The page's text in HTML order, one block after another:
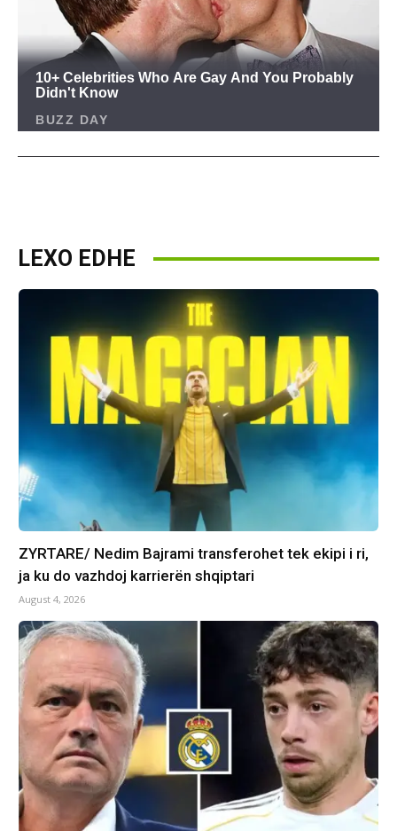
LEXO EDHE
ZYRTARE/ Nedim Bajrami transferohet tek ekipi i ri,
ja ku do vazhdoj karrierën shqiptari
August 4, 2026